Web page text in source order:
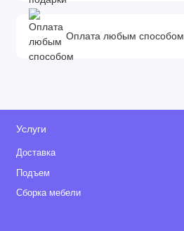
Оплата любым способом
Услуги
Доставка
Подъем
Сборка мебели